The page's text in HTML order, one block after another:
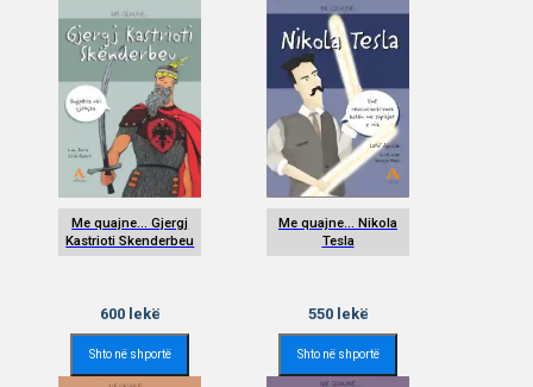
Me quajne... Gjergj
Kastrioti Skenderbeu
600lekë
Shto në shportë
Me quajne... Nikola
Tesla
550lekë
Shto në shportë